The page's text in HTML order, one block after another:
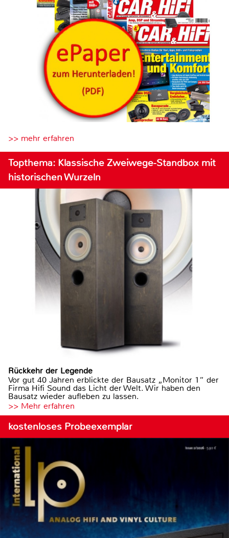
>> mehr erfahren
Topthema: Klassische Zweiwege-Standbox mit
historischen Wurzeln
Rückkehr der Legende
Vor gut 40 Jahren erblickte der Bausatz „Monitor 1“ der
Firma Hifi Sound das Licht der Welt. Wir haben den
Bausatz wieder aufleben zu lassen.
>> Mehr erfahren
kostenloses Probeexemplar